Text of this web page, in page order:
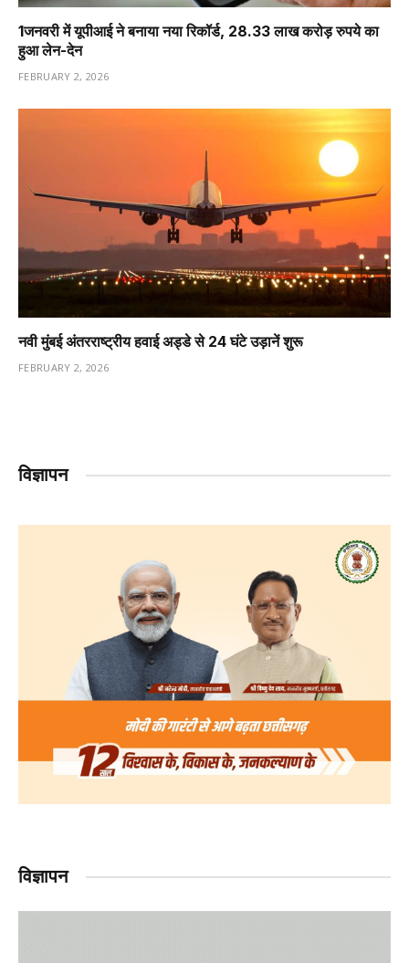
1️जनवरी में यूपीआई ने बनाया नया रिकॉर्ड, 28.33 लाख करोड़ रुपये का
हुआ लेन-देन
FEBRUARY 2, 2026
नवी मुंबई अंतरराष्ट्रीय हवाई अड्डे से 24 घंटे उड़ानें शुरू
FEBRUARY 2, 2026
विज्ञापन
विज्ञापन